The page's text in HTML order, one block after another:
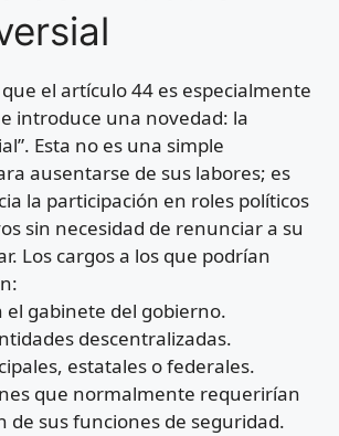
el artículo 44 es especialmente
introduce una novedad: la
Esta no es una simple
ausentarse de sus labores; es
la participación en roles políticos
sin necesidad de renunciar a su
Los cargos a los que podrían
el gabinete del gobierno.
descentralizadas.
estatales o federales.
que normalmente requerirían
de sus funciones de seguridad.